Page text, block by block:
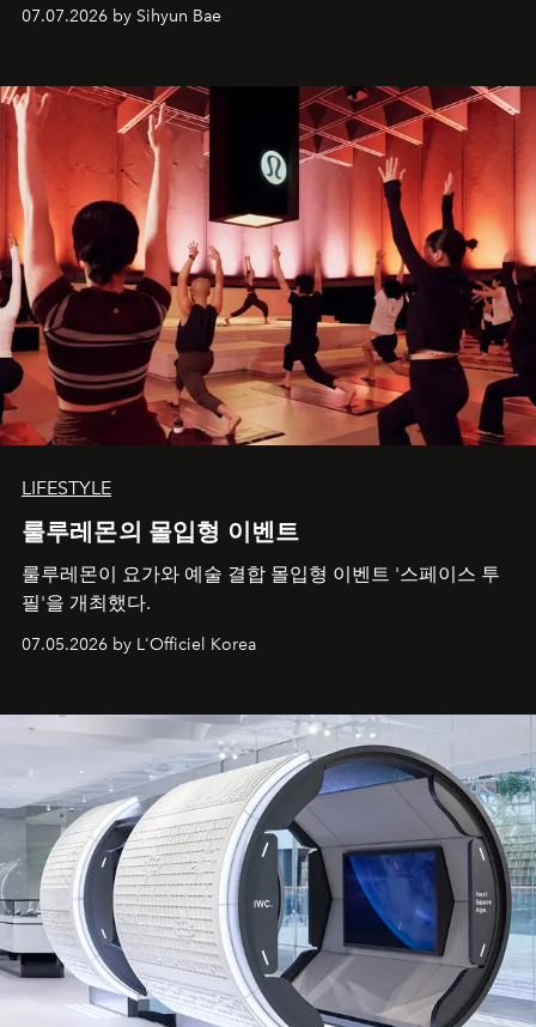
07.07.2026 by Sihyun Bae
LIFESTYLE
룰루레몬의 몰입형 이벤트
룰루레몬이 요가와 예술 결합 몰입형 이벤트 '스페이스 투
필'을 개최했다.
07.05.2026 by L'Officiel Korea